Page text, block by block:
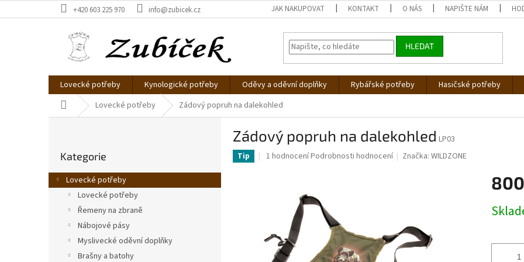
na
+420 603 225 970 info@zubicek.cz JAK NAKUPOVAT KONTAKT O NÁS NAPIŠTE NÁM
HLEDAT
Lovecké potřeby Kynologické potřeby Oděvy a oděvní doplňky Rybářské potřeby Hasičské potřeby
Domů Lovecké potřeby Zádový popruh na dalekohled
r
a
kategorie
Kategorie
Lovecké potřeby
Lovecké potřeby
Řemeny na zbraně
Nábojové pásy
Myslivecké oděvní doplňky
Brašny a batohy
Zádový popruh na dalekohled LP03
Tip
Průměrné
hvězdiček.
1 hodnoceníPodrobnosti hodnocení Značka:WILDZONE
cena: